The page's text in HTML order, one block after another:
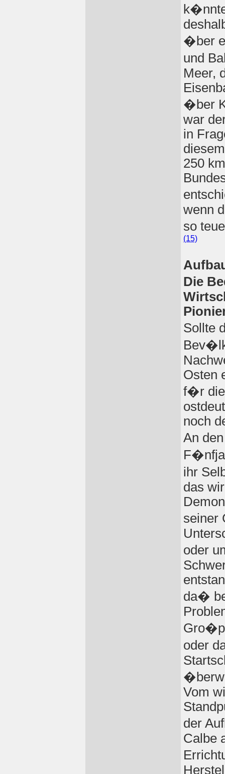
�ber
und
Meer,
�ber
war
in
250
wenn
so
(15)
Die
Sollte
Osten
f�r die
noch
An
ihr
das
seiner
oder
da�
oder
Vom
der
Calbe